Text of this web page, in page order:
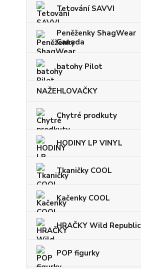
Tetování SAVVI
Peněženky ShagWear
Canada
batohy Pilot
NAŽEHLOVAČKY
Chytré prodkuty
HODINY LP VINYL
Tkaničky COOL
Kačenky COOL
HRAČKY Wild Republic
POP figurky